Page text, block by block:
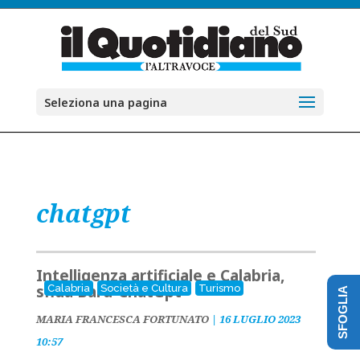
Seleziona una pagina
chatgpt
Calabria Società e Cultura Turismo
Intelligenza artificiale e Calabria,
sfida Bard-ChatGpt
MARIA FRANCESCA FORTUNATO| 16 LUGLIO 2023
10:57
SFOGLIA